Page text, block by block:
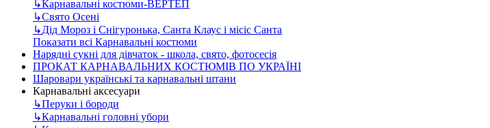
↳Карнавальні костюми-ВЕРТЕП
↳Свято Осені
↳Дід Мороз і Снігуронька, Санта Клаус і місіс Санта
Показати всі Карнавальні костюми
Нарядні сукні для дівчаток - школа, свято, фотосесія
ПРОКАТ КАРНАВАЛЬНИХ КОСТЮМІВ ПО УКРАЇНІ
Шаровари українські та карнавальні штани
Карнавальні аксесуари
↳Перуки і бороди
↳Карнавальні головні убори